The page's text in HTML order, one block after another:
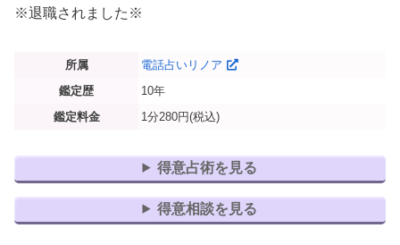
※退職されました※
所属
電話占いリノア
鑑定歴
10年
鑑定料金
1分280円(税込)
得意占術を見る
得意相談を見る